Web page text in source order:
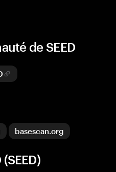
de SEED
basescan.org